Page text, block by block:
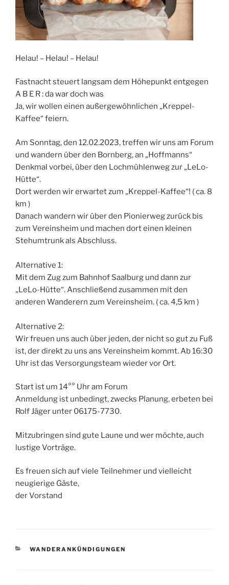
Helau! – Helau! – Helau!
Fastnacht steuert langsam dem Höhepunkt entgegen
A B E R : da war doch was
Ja, wir wollen einen außergewöhnlichen „Kreppel-
Kaffee“ feiern.
Am Sonntag, den 12.02.2023, treffen wir uns am Forum
und wandern über den Bornberg, an „Hoffmanns“
Denkmal vorbei, über den Lochmühlenweg zur „LeLo-
Hütte“.
Dort werden wir erwartet zum „Kreppel-Kaffee“! ( ca. 8
km )
Danach wandern wir über den Pionierweg zurück bis
zum Vereinsheim und machen dort einen kleinen
Stehumtrunk als Abschluss.
Alternative 1:
Mit dem Zug zum Bahnhof Saalburg und dann zur
„LeLo-Hütte“. Anschließend zusammen mit den
anderen Wanderern zum Vereinsheim. ( ca. 4,5 km )
Alternative 2:
Wir freuen uns auch über jeden, der nicht so gut zu Fuß
ist, der direkt zu uns ans Vereinsheim kommt. Ab 16:30
Uhr ist das Versorgungsteam wieder vor Ort.
Start ist um 14°° Uhr am Forum
Anmeldung ist unbedingt, zwecks Planung, erbeten bei
Rolf Jäger unter 06175-7730.
Mitzubringen sind gute Laune und wer möchte, auch
lustige Vorträge.
Es freuen sich auf viele Teilnehmer und vielleicht
neugierige Gäste,
der Vorstand
KATEGORIEN
WANDERANKÜNDIGUNGEN